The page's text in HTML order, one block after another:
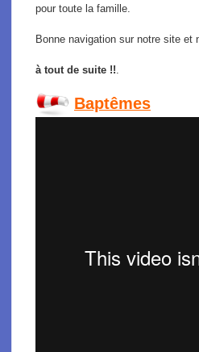
pour toute la famille.
Bonne navigation sur notre site et
à tout de suite !!.
Baptêmes